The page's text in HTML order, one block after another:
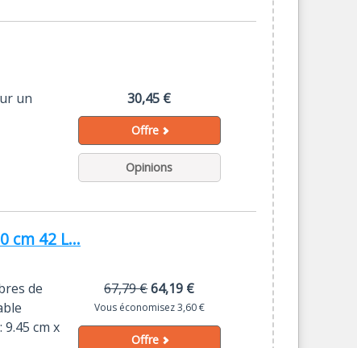
un
30,45 €
Offre
Opinions
cm 42 L...
de
cm x
67,79 €64,19 €
Vous économisez 3,60 €
Offre